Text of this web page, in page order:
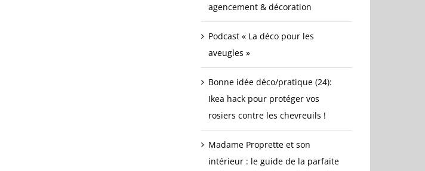
agencement & décoration
Podcast « La déco pour les
aveugles »
Bonne idée déco/pratique (24):
Ikea hack pour protéger vos
rosiers contre les chevreuils !
Madame Proprette et son
intérieur : le guide de la parfaite